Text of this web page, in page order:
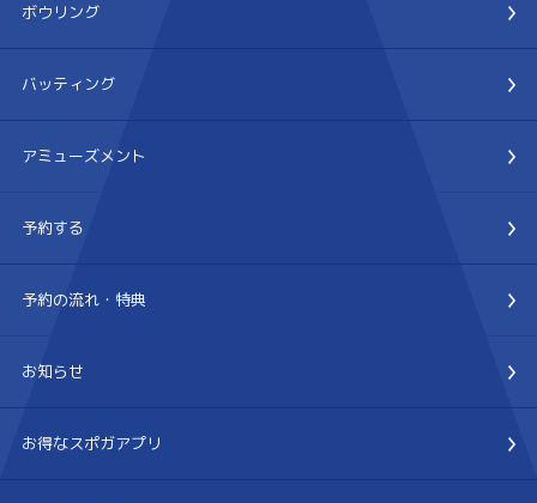
ボウリング
バッティング
アミューズメント
予約する
予約の流れ・特典
お知らせ
お得なスポガアプリ